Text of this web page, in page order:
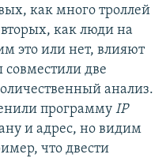
как много троллей
как люди на
это или нет, влияют
две
анализ.
программу IP
и адрес, но видим
что двести